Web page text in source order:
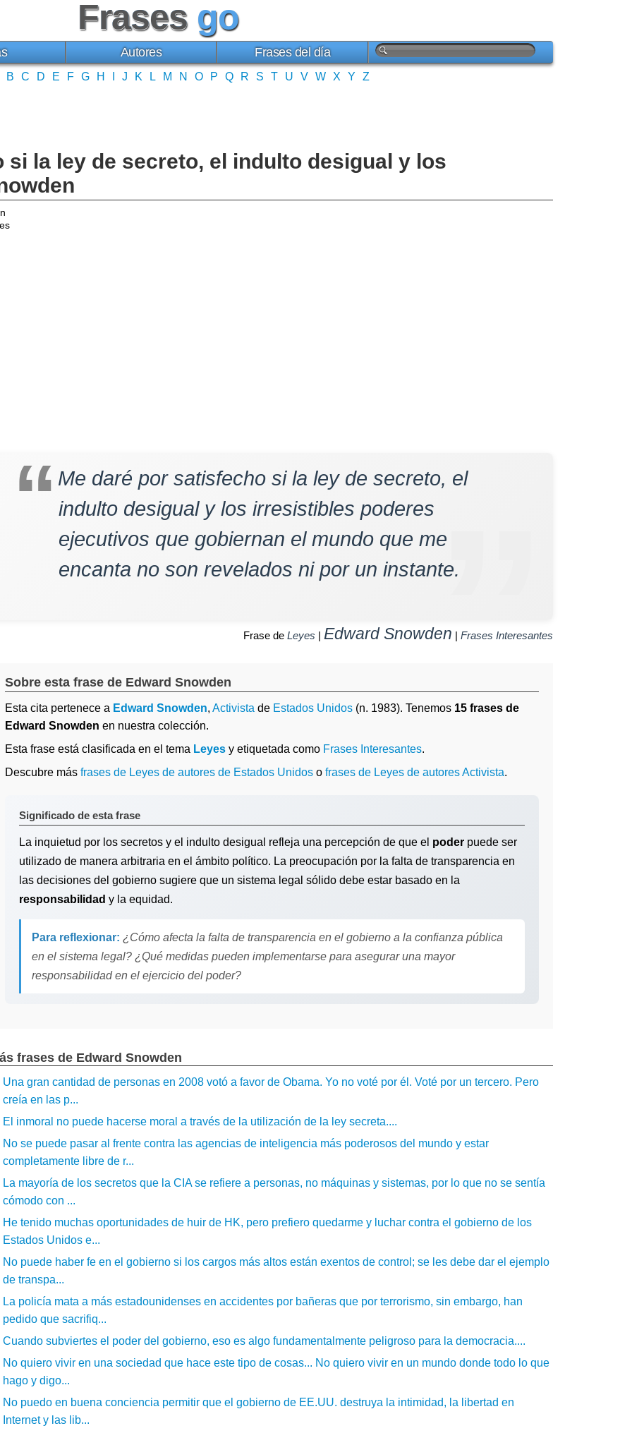
Frases go
Autores Frases del día
B C D E F G H J K L M N O P Q R S T U V W X Y Z
si la ley de secreto, el indulto desigual y los
Me daré por satisfecho si la ley de secreto, el
indulto desigual y los irresistibles poderes
ejecutivos que gobiernan el mundo que me
encanta no son revelados ni por un instante.
Frase de Leyes | Edward Snowden | Frases Interesantes
Sobre esta frase de Edward Snowden
Esta cita pertenece a Edward Snowden, Activista de Estados Unidos (n. 1983). Tenemos 15 frases de
Edward Snowden en nuestra colección.
Esta frase está clasificada en el tema Leyes y etiquetada como Frases Interesantes.
Descubre más frases de Leyes de autores de Estados Unidos o frases de Leyes de autores Activista.
Significado de esta frase
La inquietud por los secretos y el indulto desigual refleja una percepción de que el poder puede ser
utilizado de manera arbitraria en el ámbito político. La preocupación por la falta de transparencia en
las decisiones del gobierno sugiere que un sistema legal sólido debe estar basado en la
responsabilidad y la equidad.
Para reflexionar: ¿Cómo afecta la falta de transparencia en el gobierno a la confianza pública
en el sistema legal? ¿Qué medidas pueden implementarse para asegurar una mayor
responsabilidad en el ejercicio del poder?
frases de Edward Snowden
Una gran cantidad de personas en 2008 votó a favor de Obama. Yo no voté por él. Voté por un tercero. Pero
creía en las p...
El inmoral no puede hacerse moral a través de la utilización de la ley secreta....
No se puede pasar al frente contra las agencias de inteligencia más poderosos del mundo y estar
completamente libre de r...
La mayoría de los secretos que la CIA se refiere a personas, no máquinas y sistemas, por lo que no se sentía
cómodo con ...
He tenido muchas oportunidades de huir de HK, pero prefiero quedarme y luchar contra el gobierno de los
Estados Unidos e...
No puede haber fe en el gobierno si los cargos más altos están exentos de control; se les debe dar el ejemplo
de transpa...
La policía mata a más estadounidenses en accidentes por bañeras que por terrorismo, sin embargo, han
pedido que sacrifiq...
Cuando subviertes el poder del gobierno, eso es algo fundamentalmente peligroso para la democracia....
No quiero vivir en una sociedad que hace este tipo de cosas... No quiero vivir en un mundo donde todo lo que
hago y digo...
No puedo en buena conciencia permitir que el gobierno de EE.UU. destruya la intimidad, la libertad en
Internet y las lib...